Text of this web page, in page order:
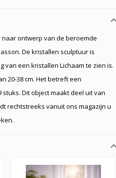
ontwerp van de beroemde
De kristallen sculptuur is
een kristallen Lichaam te zien is.
20-38 cm. Het betreft een
Dit object maakt deel uit van
rechtstreeks vanuit ons magazijn u